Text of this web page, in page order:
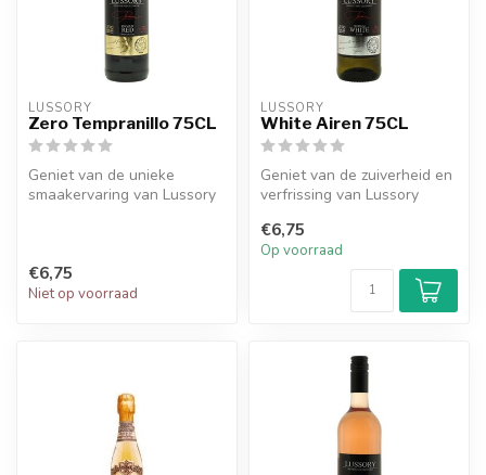
LUSSORY
Zero Tempranillo 75CL
Geniet van de unieke
smaakervaring van Lussory
€6,75
Niet op voorraad
LUSSORY
White Airen 75CL
Geniet van de zuiverheid en
verfrissing van Lussory
heerli...
€6,75
Op voorraad